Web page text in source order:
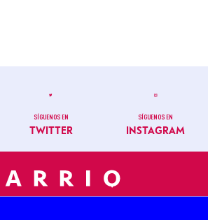
SÍGUENOS EN
TWITTER
SÍGUENOS EN
INSTAGRAM